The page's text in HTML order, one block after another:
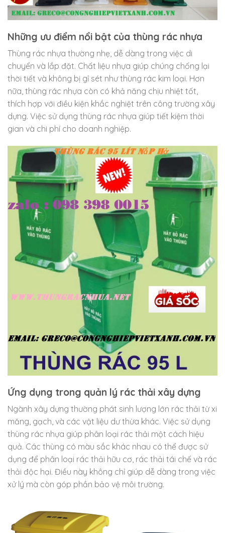
Những ưu điểm nổi bật của thùng rác nhựa
Thùng rác nhựa thường nhẹ, dễ dàng trong việc di
chuyển và lắp đặt. Chất liệu nhựa giúp chúng chống lại
thời tiết và không bị gỉ sét như thùng rác kim loại. Hơn
nữa, thùng rác nhựa còn có khả năng chịu nhiệt tốt,
thích hợp với điều kiện khắc nghiệt trên công trường xây
dựng. Việc sử dụng thùng rác nhựa giúp tiết kiệm thời
gian và chi phí cho doanh nghiệp.
Ứng dụng trong quản lý rác thải xây dựng
Ngành xây dựng thường phát sinh lượng lớn rác thải từ xi
măng, gạch, và các vật liệu dư thừa khác. Việc sử dụng
thùng rác nhựa giúp phân loại rác thải một cách hiệu
quả. Các thùng có màu sắc khác nhau có thể được sử
dụng để phân loại rác thải hữu cơ, rác thải tái chế và rác
thải độc hại. Điều này không chỉ giúp dễ dàng trong việc
xử lý mà còn góp phần bảo vệ môi trường.